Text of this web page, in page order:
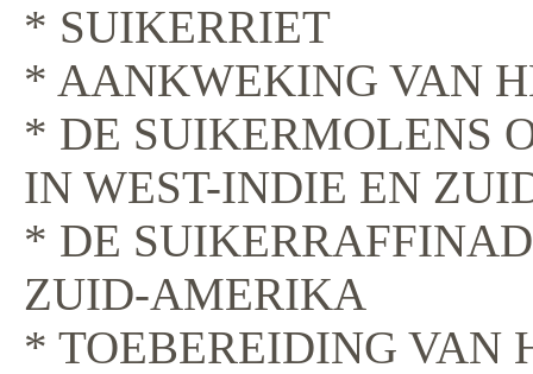
* SUIKERRIET
* AANKWEKING VAN
* DE SUIKERMOLENS
IN WEST-INDIE EN
* DE
ZUID-AMERIKA
* TOEBEREIDING VAN